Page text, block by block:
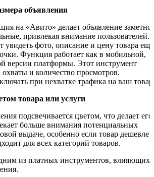
объявления
на «Авито» делает объявление заметно
привлекая внимание пользователей.
увидеть фото, описание и цену товара еще
Функция работает как в мобильной,
версии платформы. Этот инструмент
и количество просмотров.
при нехватке трафика на ваш
товара или услуги
подсвечивается цветом, что делает его
больше внимания потенциальных
выдаче, особенно если товар дешевле
для всех категорий товаров.
из платных инструментов, влияющих